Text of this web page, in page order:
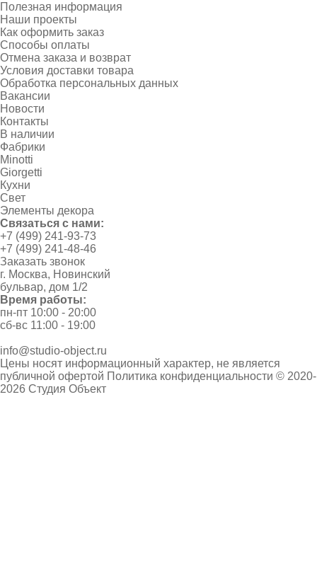
Полезная информация
Наши проекты
Как оформить заказ
Способы оплаты
Отмена заказа и возврат
Условия доставки товара
Обработка персональных данных
Вакансии
Новости
Контакты
В наличии
Фабрики
Minotti
Giorgetti
Кухни
Свет
Элементы декора
Связаться с нами:
+7 (499) 241-93-73
+7 (499) 241-48-46
Заказать звонок
г. Москва, Новинский
бульвар, дом 1/2
Время работы:
пн-пт 10:00 - 20:00
сб-вс 11:00 - 19:00
info@studio-object.ru
Цены носят информационный характер, не является
публичной офертой Политика конфиденциальности © 2020-
2026 Студия Объект